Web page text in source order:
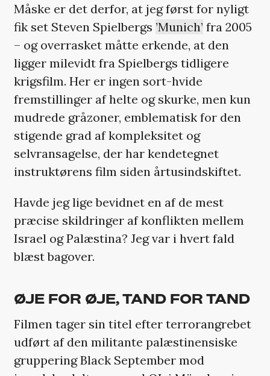
Måske er det derfor, at jeg først for nyligt
fik set Steven Spielbergs ’Munich’ fra 2005
– og overrasket måtte erkende, at den
ligger milevidt fra Spielbergs tidligere
krigsfilm. Her er ingen sort-hvide
fremstillinger af helte og skurke, men kun
mudrede gråzoner, emblematisk for den
stigende grad af kompleksitet og
selvransagelse, der har kendetegnet
instruktørens film siden årtusindskiftet.
Havde jeg lige bevidnet en af de mest
præcise skildringer af konflikten mellem
Israel og Palæstina? Jeg var i hvert fald
blæst bagover.
ØJE FOR ØJE, TAND FOR TAND
Filmen tager sin titel efter terrorangrebet
udført af den militante palæstinensiske
gruppering Black September mod